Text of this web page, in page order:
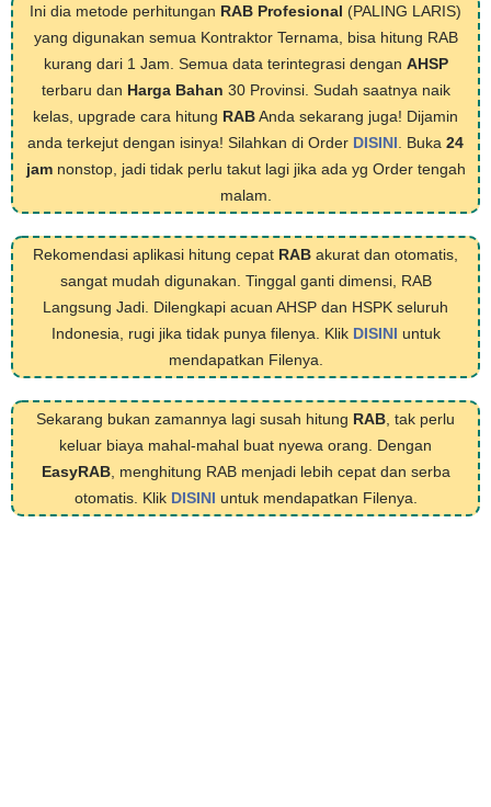
Ini dia metode perhitungan RAB Profesional (PALING LARIS)
yang digunakan semua Kontraktor Ternama, bisa hitung RAB
kurang dari 1 Jam. Semua data terintegrasi dengan AHSP
terbaru dan Harga Bahan 30 Provinsi. Sudah saatnya naik
kelas, upgrade cara hitung RABAnda sekarang juga! Dijamin
anda terkejut dengan isinya! Silahkan di Order DISINI . Buka 24
jamnonstop, jadi tidak perlu takut lagi jika ada yg Order tengah
malam.
Rekomendasi aplikasi hitung cepat RAB akurat dan otomatis,
sangat mudah digunakan. Tinggal ganti dimensi, RAB
Langsung Jadi. Dilengkapi acuan AHSP dan HSPK seluruh
Indonesia, rugi jika tidak punya filenya. Klik DISINI untuk
mendapatkan Filenya.
Sekarang bukan zamannya lagi susah hitung RAB , tak perlu
keluar biaya mahal-mahal buat nyewa orang. Dengan
EasyRAB, menghitung RAB menjadi lebih cepat dan serba
otomatis. Klik DISINI untuk mendapatkan Filenya.